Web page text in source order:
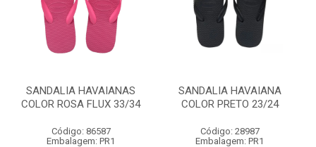
SANDALIA HAVAIANAS
COLOR ROSA FLUX 33/34
Código: 86587
Embalagem: PR1
SANDALIA HAVAIANA
COLOR PRETO 23/24
Código: 28987
Embalagem: PR1